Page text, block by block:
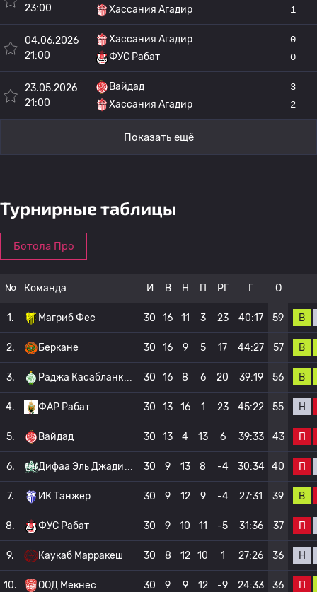
23:00
Хассания Агадир
1
04.06.2026
21:00
Хассания Агадир
ФУС Рабат
0
0
23.05.2026
21:00
Вайдад
Хассания Агадир
3
2
Показать ещё
Турнирные таблицы
Ботола Про
№ Команда И В Н П РГ Г О
1. Магриб Фес 30 16 11 3 23 40:17 59 В
2. Беркане 30 16 9 5 17 44:27 57 В
3. Раджа Касабланк 30 16 8 6 20 39:19 56 В
4. ФАР Рабат 30 13 16 1 23 45:22 55 Н
5. Вайдад 30 13 4 13 6 39:33 43 П
6. Дифаа Эль Джади 30 9 13 8 -4 30:34 40 П
7. ИК Танжер 30 9 12 9 -4 27:31 39 В
8. ФУС Рабат 30 9 10 11 -5 31:36 37 П
9. Каукаб Марракеш 30 8 12 10 1 27:26 36 Н
10. ООД Мекнес 30 9 9 12 -9 24:33 36 П